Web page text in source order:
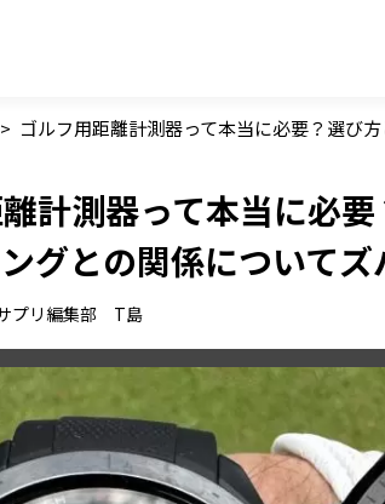
> ゴルフ用距離計測器って本当に必要？選び
計測器って本当に必
グとの関係について
プリ編集部 T島